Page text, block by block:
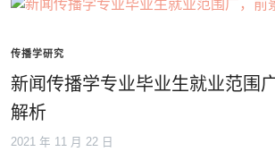
传播学研究
新闻传播学专业毕业生就业范围
解析
2021 年 11 月 22 日